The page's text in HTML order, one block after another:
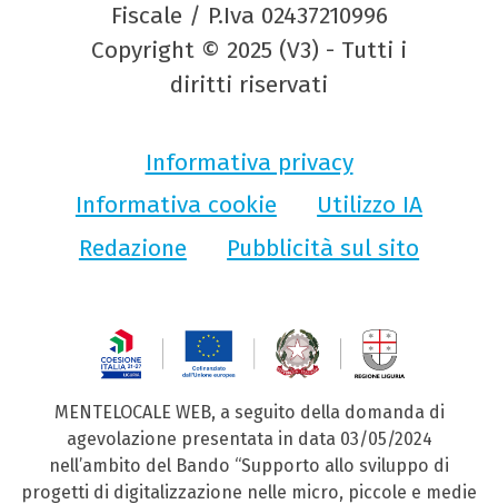
Fiscale / P.Iva 02437210996
Copyright © 2025 (V3) - Tutti i
diritti riservati
Informativa privacy
Informativa cookie
Utilizzo IA
Redazione
Pubblicità sul sito
MENTELOCALE WEB, a seguito della domanda di
agevolazione presentata in data 03/05/2024
nell’ambito del Bando “Supporto allo sviluppo di
progetti di digitalizzazione nelle micro, piccole e medie